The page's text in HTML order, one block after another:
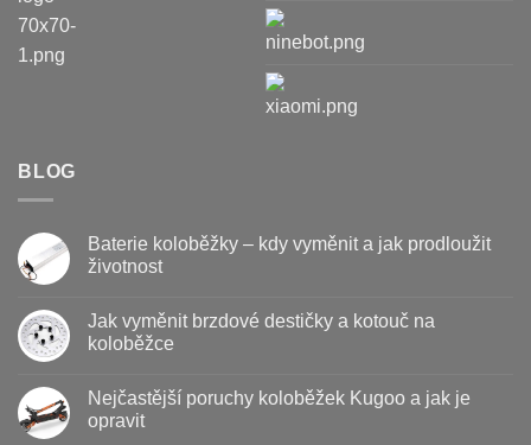
BLOG
Baterie koloběžky – kdy vyměnit a jak prodloužit
životnost
textu
s
koloběžky
kdy
Jak vyměnit brzdové destičky a kotouč na
koloběžce
u
s
Nejčastější poruchy koloběžek Kugoo a jak je
opravit